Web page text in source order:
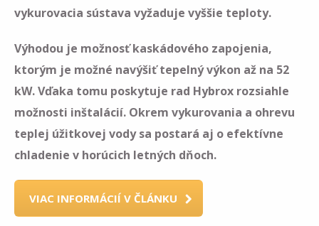
vykurovacia sústava vyžaduje vyššie teploty.
Výhodou je možnosť kaskádového zapojenia,
ktorým je možné navýšiť tepelný výkon až na 52
kW. Vďaka tomu poskytuje rad Hybrox rozsiahle
možnosti inštalácií. Okrem vykurovania a ohrevu
teplej úžitkovej vody sa postará aj o efektívne
chladenie v horúcich letných dňoch.
VIAC INFORMÁCIÍ V ČLÁNKU